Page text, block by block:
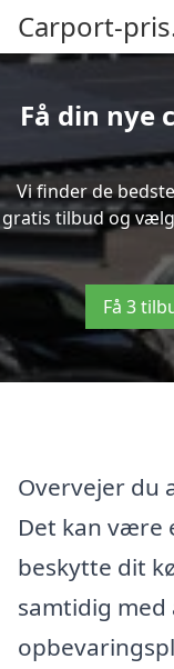
Carport-
Få din nye
Vi finder de
gratis tilbud og
Få 3
Overvejer du
Det kan være
beskytte dit
samtidig